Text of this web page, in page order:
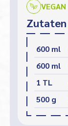
VEGAN
Zutaten
600 ml
600 ml
1 TL
500 g